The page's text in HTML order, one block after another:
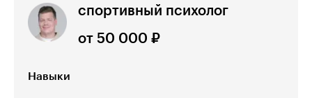
спортивный психолог
от 50 000 ₽
Навыки